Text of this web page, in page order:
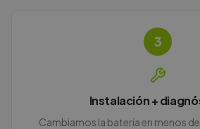
3
Instalación +
Cambiamos la batería en menos